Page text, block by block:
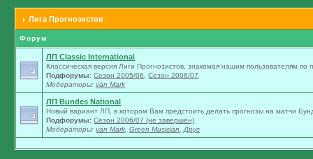
Лига Прогнозистов
Форум
ЛП Classic International
Классическая версия Лиги Прогнозистов, знакомая нашим пользователям по
Подфорумы: Сезон 2005/06 ,Сезон 2006/07
Модераторы:van Mark
ЛП Bundes National
Новый вариант ЛП, в котором Вам предстоить делать прогнозы на матчи
Подфорумы: Сезон 2006/07 (не завершён)
Модераторы:van Mark ,Green Musician ,Друг